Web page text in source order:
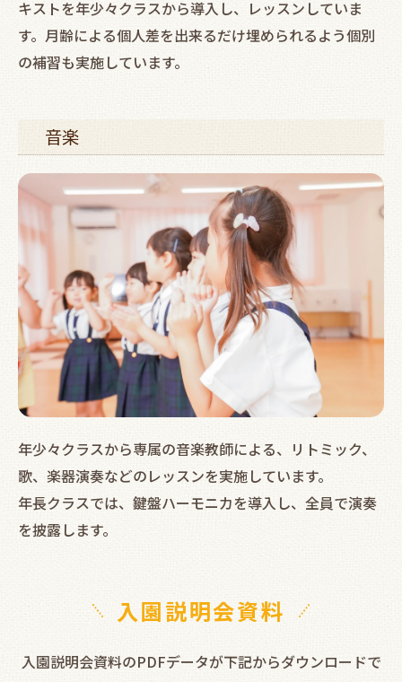
キストを年少々クラスから導入し、レッスンしていま
す。月齢による個人差を出来るだけ埋められるよう個別
の補習も実施しています。
音楽
年少々クラスから専属の音楽教師による、リトミック、
歌、楽器演奏などのレッスンを実施しています。
年長クラスでは、鍵盤ハーモニカを導入し、全員で演奏
を披露します。
入園説明会資料
入園説明会資料のPDFデータが下記からダウンロードで